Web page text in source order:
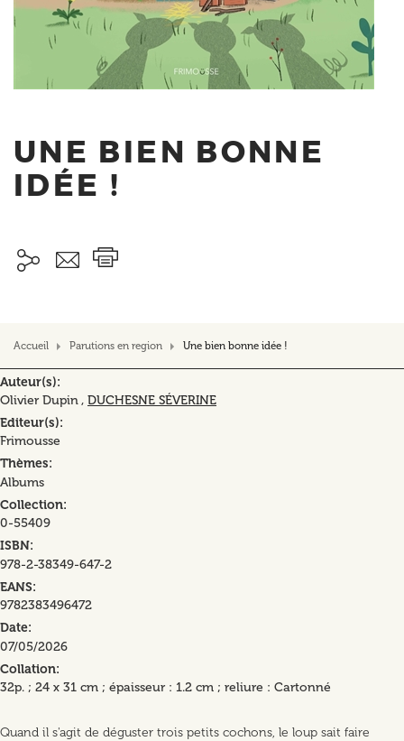
UNE BIEN BONNE
IDÉE !
Accueil Parutions en region Une bien bonne idée !
Auteur(s)
Olivier Dupin , DUCHESNE SÉVERINE
Editeur(s)
Frimousse
Thèmes
Albums
Collection
0-55409
ISBN
978-2-38349-647-2
EANS
9782383496472
Date
07/05/2026
Collation
32p. ; 24 x 31 cm ; épaisseur : 1.2 cm ; reliure : Cartonné
Quand il s'agit de déguster trois petits cochons, le loup sait faire